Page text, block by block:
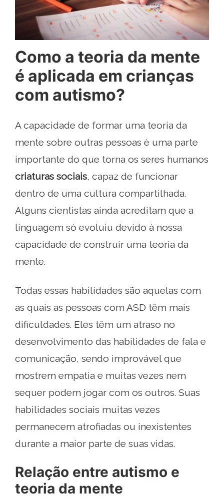
Como a teoria da mente
é aplicada em crianças
com autismo?
A capacidade de formar uma teoria da
mente sobre outras pessoas é uma parte
importante do que torna os seres humanos
criaturas sociais, capaz de funcionar
dentro de uma cultura compartilhada.
Alguns cientistas ainda acreditam que a
linguagem só evoluiu devido à nossa
capacidade de construir uma teoria da
mente.
Todas essas habilidades são aquelas com
as quais as pessoas com ASD têm mais
dificuldades. Eles têm um atraso no
desenvolvimento das habilidades de fala e
comunicação, sendo improvável que
mostrem empatia e muitas vezes nem
sequer podem jogar com os outros. Suas
habilidades sociais muitas vezes
permanecem atrofiadas ou inexistentes
durante a maior parte de suas vidas.
Relação entre autismo e
teoria da mente